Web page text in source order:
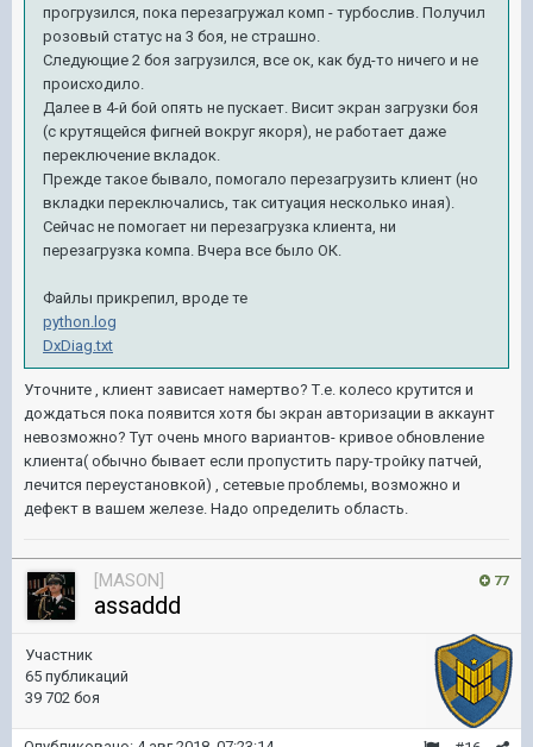
прогрузился, пока перезагружал комп - турбослив. Получил
розовый статус на 3 боя, не страшно.
Следующие 2 боя загрузился, все ок, как буд-то ничего и не
происходило.
Далее в 4-й бой опять не пускает. Висит экран загрузки боя
(с крутящейся фигней вокруг якоря), не работает даже
переключение вкладок.
Прежде такое бывало, помогало перезагрузить клиент (но
вкладки переключались, так ситуация несколько иная).
Сейчас не помогает ни перезагрузка клиента, ни
перезагрузка компа. Вчера все было ОК.
Файлы прикрепил, вроде те
python.log
DxDiag.txt
Уточните , клиент зависает намертво? Т.е. колесо крутится и
дождаться пока появится хотя бы экран авторизации в аккаунт
невозможно? Тут очень много вариантов- кривое обновление
клиента( обычно бывает если пропустить пару-тройку патчей,
лечится переустановкой) , сетевые проблемы, возможно и
дефект в вашем железе. Надо определить область.
77
[MASON]
assaddd
Участник
65 публикаций
39 702 боя